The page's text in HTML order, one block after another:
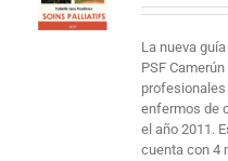
La nueva
PSF
enfermos de
el año 2011.
cuenta con 4